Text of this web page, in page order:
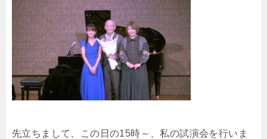
先立ちまして、この日の15時～、私の試演会を行いま